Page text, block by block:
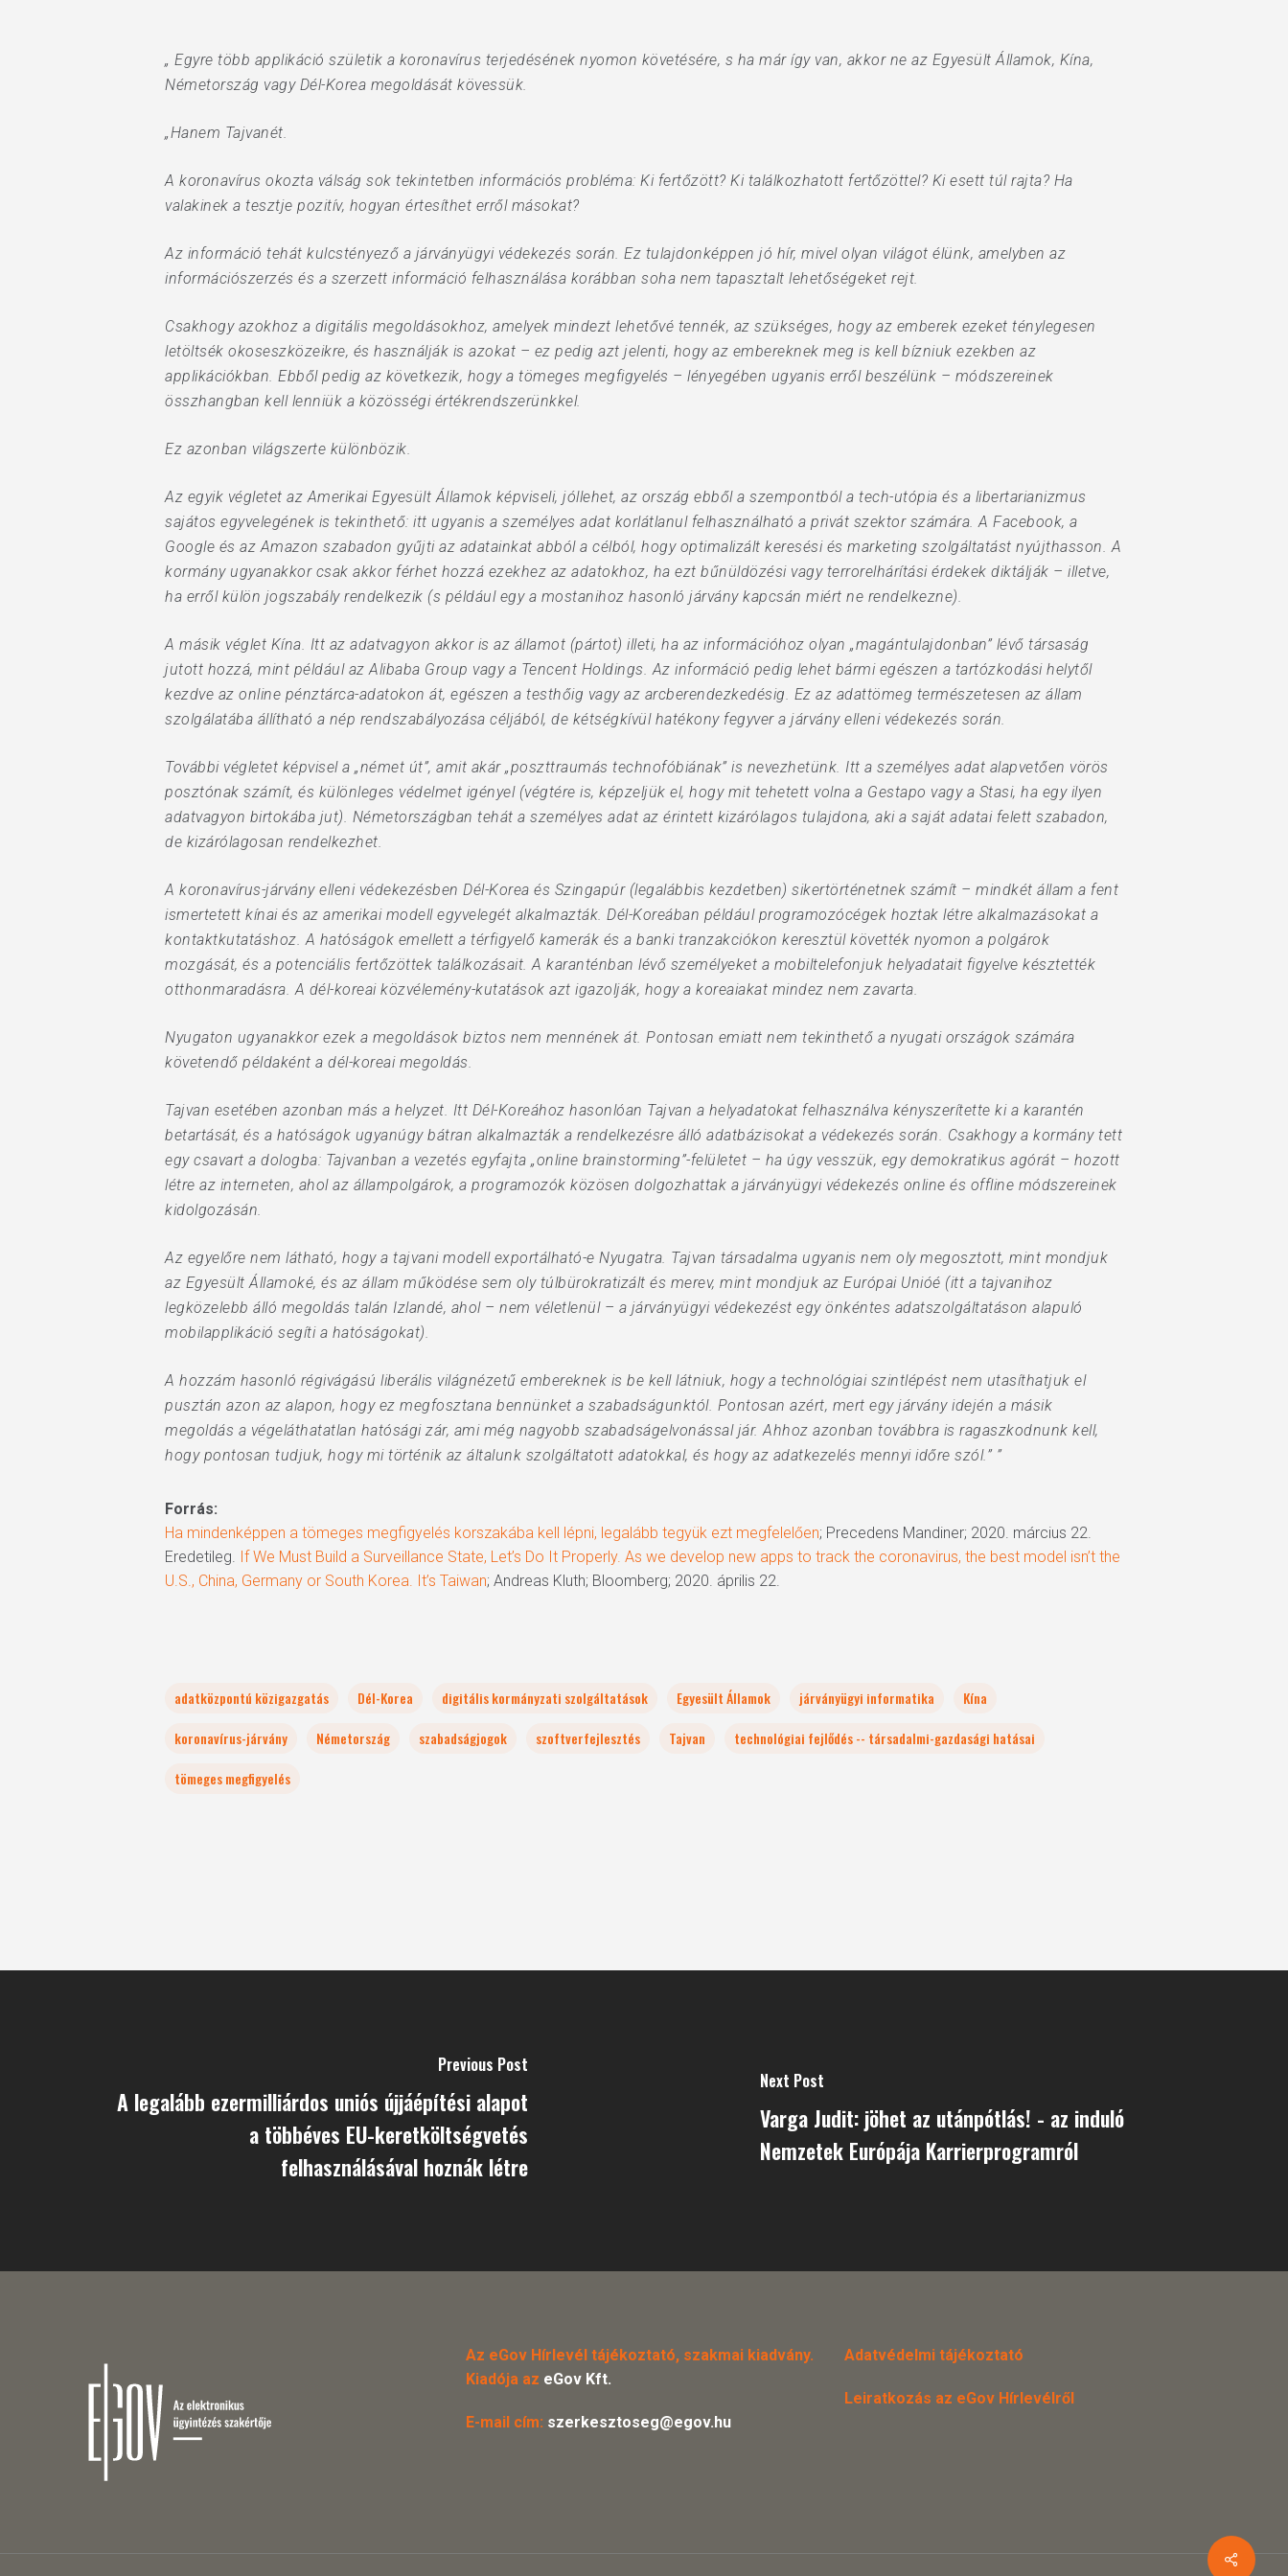
„ Egyre több applikáció születik a koronavírus terjedésének nyomon követésére, s ha már így van, akkor ne az Egyesült Államok, Kína,
Németország vagy Dél-Korea megoldását kövessük.
„Hanem Tajvanét.
A koronavírus okozta válság sok tekintetben információs probléma: Ki fertőzött? Ki találkozhatott fertőzöttel? Ki esett túl rajta? Ha
valakinek a tesztje pozitív, hogyan értesíthet erről másokat?
Az információ tehát kulcstényező a járványügyi védekezés során. Ez tulajdonképpen jó hír, mivel olyan világot élünk, amelyben az
információszerzés és a szerzett információ felhasználása korábban soha nem tapasztalt lehetőségeket rejt.
Csakhogy azokhoz a digitális megoldásokhoz, amelyek mindezt lehetővé tennék, az szükséges, hogy az emberek ezeket ténylegesen
letöltsék okoseszközeikre, és használják is azokat – ez pedig azt jelenti, hogy az embereknek meg is kell bízniuk ezekben az
applikációkban. Ebből pedig az következik, hogy a tömeges megfigyelés – lényegében ugyanis erről beszélünk – módszereinek
összhangban kell lenniük a közösségi értékrendszerünkkel.
Ez azonban világszerte különbözik.
Az egyik végletet az Amerikai Egyesült Államok képviseli, jóllehet, az ország ebből a szempontból a tech-utópia és a libertarianizmus
sajátos egyvelegének is tekinthető: itt ugyanis a személyes adat korlátlanul felhasználható a privát szektor számára. A Facebook, a
Google és az Amazon szabadon gyűjti az adatainkat abból a célból, hogy optimalizált keresési és marketing szolgáltatást nyújthasson. A
kormány ugyanakkor csak akkor férhet hozzá ezekhez az adatokhoz, ha ezt bűnüldözési vagy terrorelhárítási érdekek diktálják – illetve,
ha erről külön jogszabály rendelkezik (s például egy a mostanihoz hasonló járvány kapcsán miért ne rendelkezne).
A másik véglet Kína. Itt az adatvagyon akkor is az államot (pártot) illeti, ha az információhoz olyan „magántulajdonban” lévő társaság
jutott hozzá, mint például az Alibaba Group vagy a Tencent Holdings. Az információ pedig lehet bármi egészen a tartózkodási helytől
kezdve az online pénztárca-adatokon át, egészen a testhőig vagy az arcberendezkedésig. Ez az adattömeg természetesen az állam
szolgálatába állítható a nép rendszabályozása céljából, de kétségkívül hatékony fegyver a járvány elleni védekezés során.
További végletet képvisel a „német út”, amit akár „poszttraumás technofóbiának” is nevezhetünk. Itt a személyes adat alapvetően vörös
posztónak számít, és különleges védelmet igényel (végtére is, képzeljük el, hogy mit tehetett volna a Gestapo vagy a Stasi, ha egy ilyen
adatvagyon birtokába jut). Németországban tehát a személyes adat az érintett kizárólagos tulajdona, aki a saját adatai felett szabadon,
de kizárólagosan rendelkezhet.
A koronavírus-járvány elleni védekezésben Dél-Korea és Szingapúr (legalábbis kezdetben) sikertörténetnek számít – mindkét állam a fent
ismertetett kínai és az amerikai modell egyvelegét alkalmazták. Dél-Koreában például programozócégek hoztak létre alkalmazásokat a
kontaktkutatáshoz. A hatóságok emellett a térfigyelő kamerák és a banki tranzakciókon keresztül követték nyomon a polgárok
mozgását, és a potenciális fertőzöttek találkozásait. A karanténban lévő személyeket a mobiltelefonjuk helyadatait figyelve késztették
otthonmaradásra. A dél-koreai közvélemény-kutatások azt igazolják, hogy a koreaiakat mindez nem zavarta.
Nyugaton ugyanakkor ezek a megoldások biztos nem mennének át. Pontosan emiatt nem tekinthető a nyugati országok számára
követendő példaként a dél-koreai megoldás.
Tajvan esetében azonban más a helyzet. Itt Dél-Koreához hasonlóan Tajvan a helyadatokat felhasználva kényszerítette ki a karantén
betartását, és a hatóságok ugyanúgy bátran alkalmazták a rendelkezésre álló adatbázisokat a védekezés során. Csakhogy a kormány tett
egy csavart a dologba: Tajvanban a vezetés egyfajta „online brainstorming”-felületet – ha úgy vesszük, egy demokratikus agórát – hozott
létre az interneten, ahol az állampolgárok, a programozók közösen dolgozhattak a járványügyi védekezés online és offline módszereinek
kidolgozásán.
Az egyelőre nem látható, hogy a tajvani modell exportálható-e Nyugatra. Tajvan társadalma ugyanis nem oly megosztott, mint mondjuk
az Egyesült Államoké, és az állam működése sem oly túlbürokratizált és merev, mint mondjuk az Európai Unióé (itt a tajvanihoz
legközelebb álló megoldás talán Izlandé, ahol – nem véletlenül – a járványügyi védekezést egy önkéntes adatszolgáltatáson alapuló
mobilapplikáció segíti a hatóságokat).
A hozzám hasonló régivágású liberális világnézetű embereknek is be kell látniuk, hogy a technológiai szintlépést nem utasíthatjuk el
pusztán azon az alapon, hogy ez megfosztana bennünket a szabadságunktól. Pontosan azért, mert egy járvány idején a másik
megoldás a végeláthatatlan hatósági zár, ami még nagyobb szabadságelvonással jár. Ahhoz azonban továbbra is ragaszkodnunk kell,
hogy pontosan tudjuk, hogy mi történik az általunk szolgáltatott adatokkal, és hogy az adatkezelés mennyi időre szól.” ”
Forrás:
Ha mindenképpen a tömeges megfigyelés korszakába kell lépni, legalább tegyük ezt megfelelően; Precedens Mandiner; 2020. március 22.
Eredetileg. If We Must Build a Surveillance State, Let’s Do It Properly. As we develop new apps to track the coronavirus, the best model isn’t the
U.S., China, Germany or South Korea. It’s Taiwan; Andreas Kluth; Bloomberg; 2020. április 22.
adatközpontú közigazgatás Dél-Korea digitális kormányzati szolgáltatások Egyesült Államok járványügyi informatika
Kína
koronavírus-járvány
Németország szabadságjogok szoftverfejlesztés Tajvan
technológiai fejlődés -- társadalmi-gazdasági hatásai
tömeges megfigyelés
Previous Post
A legalább ezermilliárdos uniós újjáépítési alapot
a többéves EU-keretköltségvetés
felhasználásával hoznák létre
Next Post
Varga Judit: jöhet az utánpótlás! - az induló
Nemzetek Európája Karrierprogramról
Az eGov Hírlevél tájékoztató, szakmai kiadvány.
Kiadója az eGov Kft.
E-mail cím: szerkesztoseg@egov.hu
Adatvédelmi tájékoztató
Leiratkozás az eGov Hírlevélről